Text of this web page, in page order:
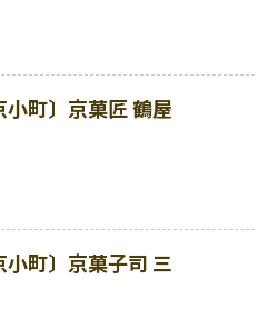
小町〕京菓匠 鶴屋
小町〕京菓子司 三